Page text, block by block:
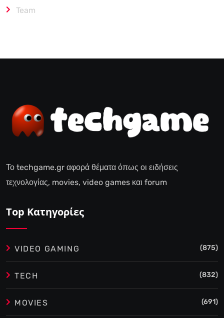
Team
Το techgame.gr αφορά θέματα όπως οι ειδήσεις
τεχνολογίας, movies, video games και forum
Top Κατηγορίες
VIDEO GAMING (875)
TECH (832)
MOVIES (691)